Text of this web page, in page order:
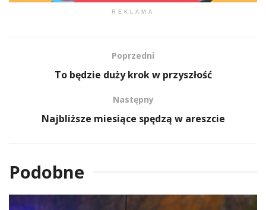
REKLAMA
Poprzedni
To będzie duży krok w przyszłość
Następny
Najbliższe miesiące spędzą w areszcie
Podobne